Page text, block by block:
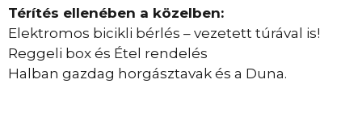
Térítés ellenében a közelben:
Elektromos bicikli bérlés – vezetett túrával is!
Reggeli box és Étel rendelés
Halban gazdag horgásztavak és a Duna.